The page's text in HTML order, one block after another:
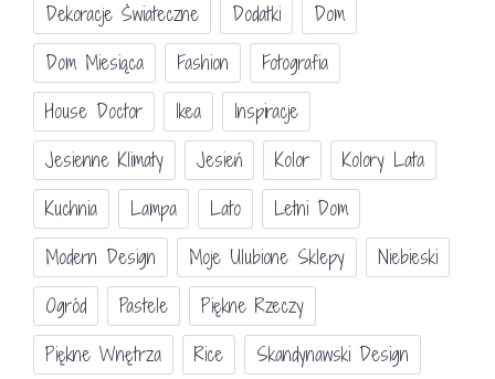
Dekoracje Świateczne
Dodatki
Dom
Dom Miesiąca
Fashion
Fotografia
House Doctor
Ikea
Inspiracje
Jesienne Klimaty
Jesień Kolor
Kolory Lata
Kuchnia
Lampa Lato
Letni Dom
Modern Design
Moje Ulubione Sklepy
Niebieski
Ogród
Pastele
Piękne Rzeczy
Piękne Wnętrza
Rice
Skandynawski Design